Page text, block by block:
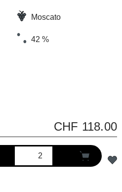
Moscato
42 %
CHF 118.00